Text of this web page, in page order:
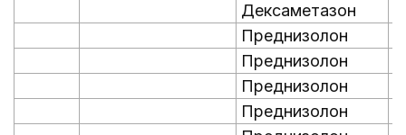
Дексаметазон
Преднизолон
Преднизолон
Преднизолон
Преднизолон